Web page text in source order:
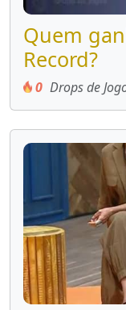
Quem
Record?
0 Drops de